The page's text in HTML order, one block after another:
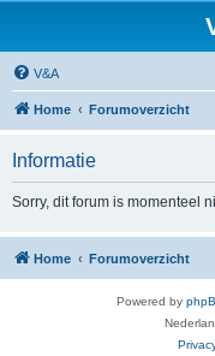
V&A
Home Forumoverzicht
Informatie
Sorry, dit forum is momenteel
Home Forumoverzicht
Powered by